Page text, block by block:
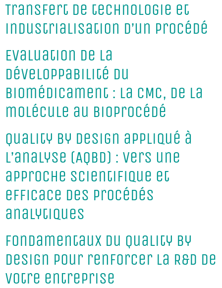
Transfert de technologie et
industrialisation d’un procédé
Evaluation de la
développabilité du
biomédicament : la CMC, de la
molécule au bioprocédé
Quality by Design appliqué à
l’analyse (AQbD) : vers une
approche scientifique et
efficace des procédés
analytiques
Fondamentaux du Quality by
Design pour renforcer la R&D de
votre entreprise